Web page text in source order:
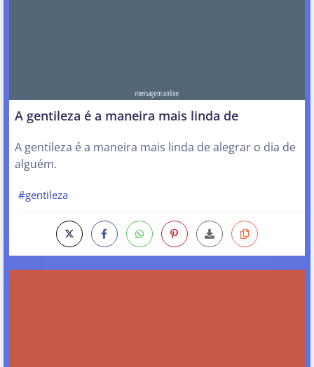
A gentileza é a maneira mais linda de
A gentileza é a maneira mais linda de alegrar o dia de
alguém.
#gentileza